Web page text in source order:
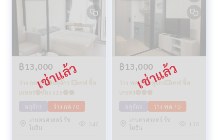
฿13,000
ว่าง กค 70 🟡จตุจักร 💥เคฟ ซี้ด
เกษตร🔴ห้อง 316🟢🟡
ว่าง กค 70
เกษตรศาสตร์ รัช
โยธิน
247
฿13,000
ว่าง พค 70 จตุจักร💥เคฟ ซี้ด
เกษตร🔴🟢🟡
ว่าง พค 70
เกษตรศาสตร์ รัช
โยธิน
130